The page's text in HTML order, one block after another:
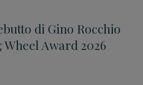
di Gino Rocchio
Award 2026